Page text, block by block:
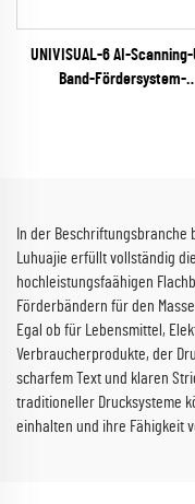
UNIVISUAL-6 AI-Scanning-
Band-Fördersystem-
In der Beschriftungsbranche
Luhuajie erfüllt vollständig
hochleistungsfaähigen
Förderbändern für den
Egal ob für Lebensmittel,
Verbraucherprodukte, der
scharfem Text und klaren
traditioneller Drucksysteme
einhalten und ihre Fähigkeit